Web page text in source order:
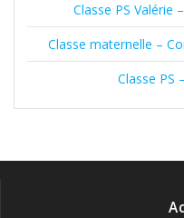
Classe PS Valérie
Classe maternelle –
Classe PS